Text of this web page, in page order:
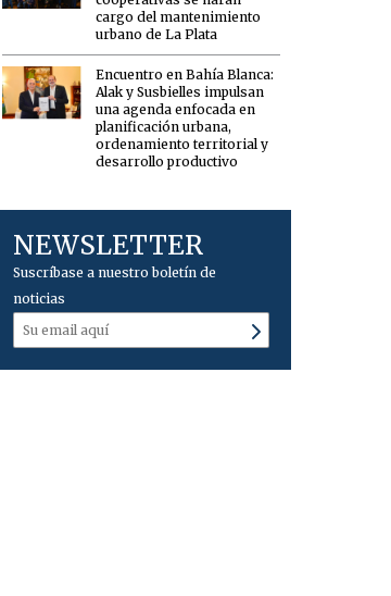
libertaria Carolina Losada.
cargo del mantenimiento
urbano de La Plata
Encuentro en Bahía Blanca:
Alak y Susbielles impulsan
una agenda enfocada en
planificación urbana,
ordenamiento territorial y
desarrollo productivo
NEWSLETTER
Suscríbase a nuestro boletín de
noticias